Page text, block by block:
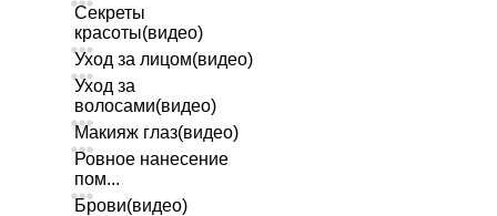
Секреты
красоты(видео)
Уход за лицом(видео)
Уход за
волосами(видео)
Макияж глаз(видео)
Ровное нанесение
пом...
Брови(видео)